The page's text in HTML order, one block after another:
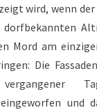
wird, wenn
dorfbekannten
Mord am
Die
vergangener
eingeworfen und